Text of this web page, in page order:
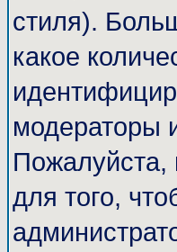
стиля).
какое
модераторы
для того,